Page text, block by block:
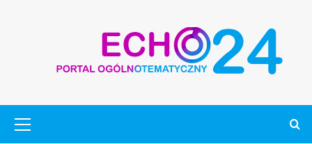
główne